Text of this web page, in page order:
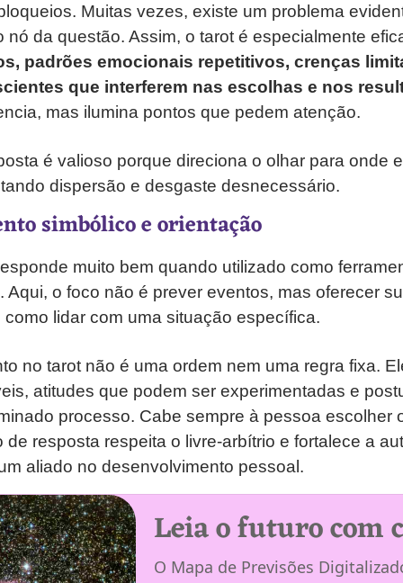
Muitas vezes, existe um problema
nó da questão. Assim, o tarot é especialmente
padrões emocionais repetitivos, crenças
que interferem nas escolhas e nos
mas ilumina pontos que pedem atenção.
é valioso porque direciona o olhar para onde
dispersão e desgaste desnecessário.
simbólico e orientação
muito bem quando utilizado como
Aqui, o foco não é prever eventos, mas oferecer
lidar com uma situação específica.
no tarot não é uma ordem nem uma regra fixa.
atitudes que podem ser experimentadas e
processo. Cabe sempre à pessoa escolher
de resposta respeita o livre-arbítrio e fortalece a
aliado no desenvolvimento pessoal.
Leia o futuro com
O Mapa de Previsões